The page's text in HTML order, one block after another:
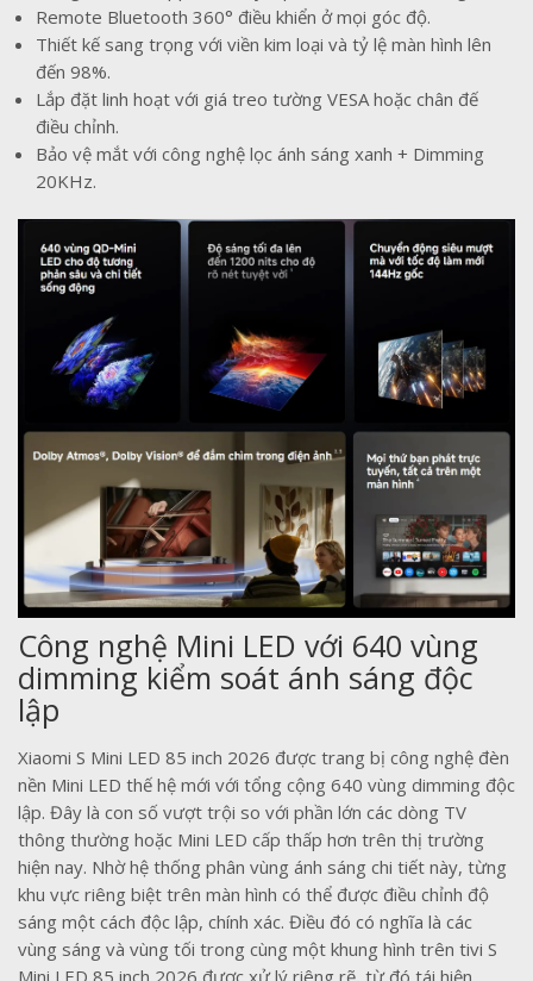
Remote Bluetooth 360° điều khiển ở mọi góc độ.
Thiết kế sang trọng với viền kim loại và tỷ lệ màn hình lên
đến 98%.
Lắp đặt linh hoạt với giá treo tường VESA hoặc chân đế
điều chỉnh.
Bảo vệ mắt với công nghệ lọc ánh sáng xanh + Dimming
20KHz.
Công nghệ Mini LED với 640 vùng
dimming kiểm soát ánh sáng độc
lập
Xiaomi S Mini LED 85 inch 2026 được trang bị công nghệ đèn
nền Mini LED thế hệ mới với tổng cộng 640 vùng dimming độc
lập. Đây là con số vượt trội so với phần lớn các dòng TV
thông thường hoặc Mini LED cấp thấp hơn trên thị trường
hiện nay. Nhờ hệ thống phân vùng ánh sáng chi tiết này, từng
khu vực riêng biệt trên màn hình có thể được điều chỉnh độ
sáng một cách độc lập, chính xác. Điều đó có nghĩa là các
vùng sáng và vùng tối trong cùng một khung hình trên tivi S